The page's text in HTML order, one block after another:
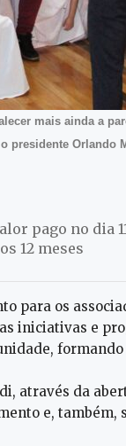
mais ainda a
presidente Orlando
pago no dia
12 meses
para os
iniciativas e
através da
e, também,